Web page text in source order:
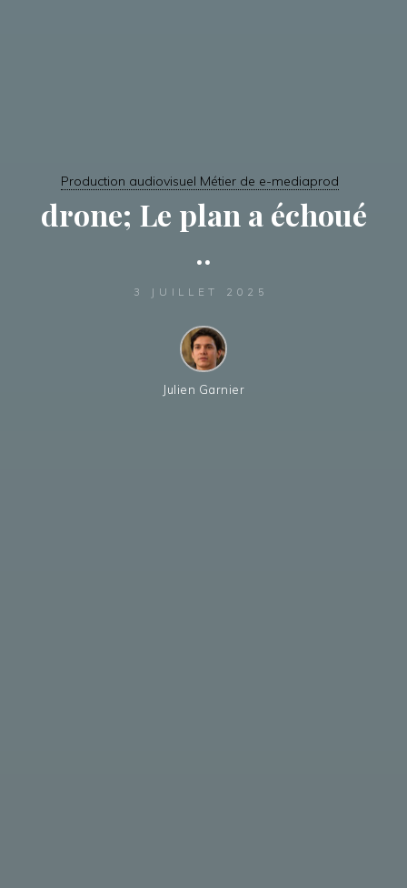
Production audiovisuel Métier de e-mediaprod
drone; Le plan a échoué
..
3 JUILLET 2025
Julien Garnier